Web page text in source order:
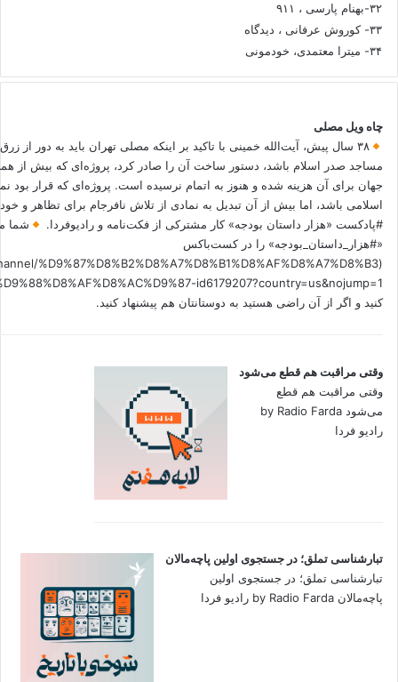
۳۲-بهنام پارسی ، ۹۱۱
۳۳- کوروش عرفانی ، دیدگاه
۳۴- میترا معتمدی، خودمونی
چاه ویل مصلی
۳۸ سال پیش، آیت‌الله خمینی با تاکید بر اینکه مصلی تهران باید به دور از
مساجد صدر اسلام باشد، دستور ساخت آن را صادر کرد، پروژه‌ای که بیش از
جهان برای آن هزینه شده و هنوز به اتمام نرسیده است. پروژه‌ای که قرار بود
اسلامی باشد، اما بیش از آن تبدیل به نمادی از تلاش نافرجام برای تظاهر و
#پادکست «هزار داستان بودجه» کار مشترکی از فکت‌نامه و رادیوفردا.
شما
«#هزار_داستان_بودجه» را در کست‌باکس
%D9%87%D8%B2%D8%A7%D8%B1%D8%AF%D8%A7%D8%B3
کنید و اگر از آن راضی هستید به دوستانتان هم پیشنهاد کنید.
وقتی مراقبت هم قطع می‌شود
وقتی مراقبت هم قطع
می‌شود by Radio Farda
رادیو فردا
تبارشناسی تملق؛ در جستجوی اولین‌ پاچه‌مالان
تبارشناسی تملق؛ در جستجوی اولین‌
پاچه‌مالان by Radio Farda رادیو فردا